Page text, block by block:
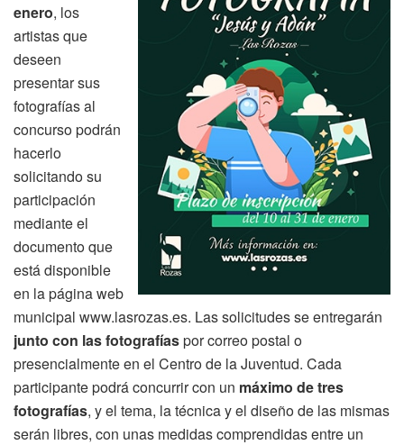
enero, los
artistas que
deseen
presentar sus
fotografías al
concurso podrán
hacerlo
solicitando su
participación
mediante el
documento que
está disponible
en la página web
municipal www.lasrozas.es. Las solicitudes se entregarán
junto con las fotografíaspor correo postal o
presencialmente en el Centro de la Juventud. Cada
participante podrá concurrir con un máximo de tres
fotografías, y el tema, la técnica y el diseño de las mismas
serán libres, con unas medidas comprendidas entre un